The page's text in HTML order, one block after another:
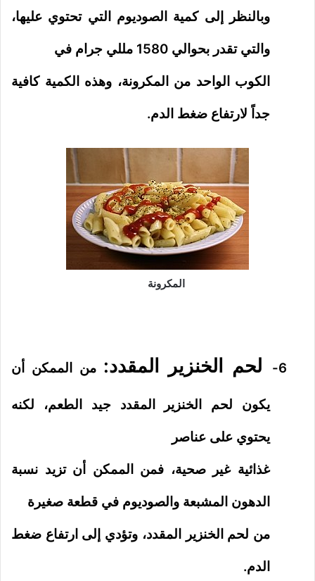
وبالنظر إلى كمية الصوديوم التي تحتوي عليها،
والتي تقدر بحوالي 1580 مللي جرام في
الكوب الواحد من المكرونة، وهذه الكمية كافية
جداً لارتفاع ضغط الدم.
المكرونة
6- لحم الخنزير المقدد: من الممكن أن
يكون لحم الخنزير المقدد جيد الطعم، لكنه
يحتوي على عناصر
غذائية غير صحية، فمن الممكن أن تزيد نسبة
الدهون المشبعة والصوديوم في قطعة صغيرة
من لحم الخنزير المقدد، وتؤدي إلى ارتفاع ضغط
الدم.